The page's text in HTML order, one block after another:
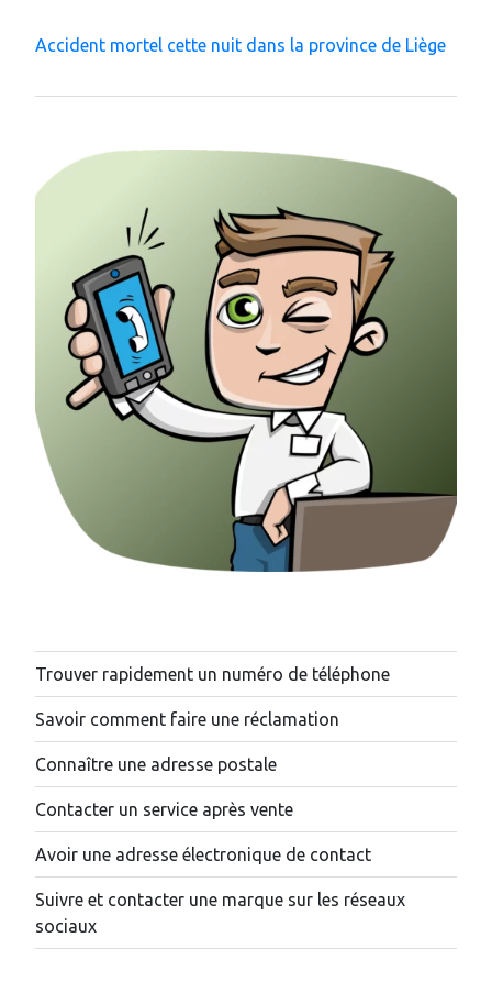
Accident mortel cette nuit dans la province de Liège
Trouver rapidement un numéro de téléphone
Savoir comment faire une réclamation
Connaître une adresse postale
Contacter un service après vente
Avoir une adresse électronique de contact
Suivre et contacter une marque sur les réseaux
sociaux